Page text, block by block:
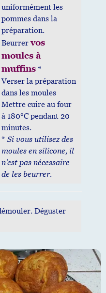
uniformément les
pommes dans la
préparation.
Beurrervos
moules à
muffins *
Verser la préparation
dans les moules
Mettre cuire au four
à 180°C pendant 20
minutes.
*Si vous utilisez des
moules en silicone, il
n’est pas nécessaire
de les beurrer.
Déguster